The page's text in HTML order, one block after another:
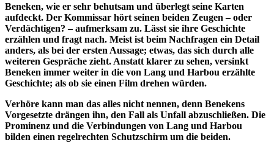
Beneken, wie er sehr behutsam und überlegt seine Karten
aufdeckt. Der Kommissar hört seinen beiden Zeugen – oder
Verdächtigen? – aufmerksam zu. Lässt sie ihre Geschichte
erzählen und fragt nach. Meist ist beim Nachfragen ein Detail
anders, als bei der ersten Aussage; etwas, das sich durch alle
weiteren Gespräche zieht. Anstatt klarer zu sehen, versinkt
Beneken immer weiter in die von Lang und Harbou erzählte
Geschichte; als ob sie einen Film drehen würden.
Verhöre kann man das alles nicht nennen, denn Benekens
Vorgesetzte drängen ihn, den Fall als Unfall abzuschließen. Die
Prominenz und die Verbindungen von Lang und Harbou
bilden einen regelrechten Schutzschirm um die beiden.